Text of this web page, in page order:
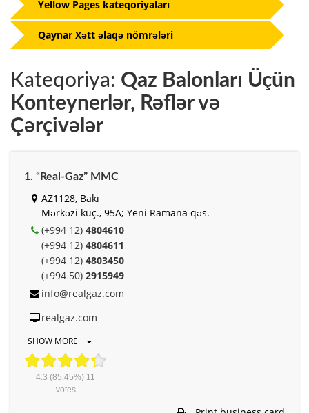
Kateqoriya: Qaz Balonları Üçün
Konteynerlər, Rəflər və
Çərçivələr
1. “Real-Gaz” MMC
AZ1128, Bakı
Mərkəzi küç., 95A; Yeni Ramana qəs.
(+994 12) 4804610
(+994 12) 4804611
(+994 12) 4803450
(+994 50) 2915949
info@realgaz.com
realgaz.com
SHOW MORE
4.3 (85.45%) 11
votes
Yellow Pages kateqoriyaları
Qaynar Xətt əlaqə nömrələri